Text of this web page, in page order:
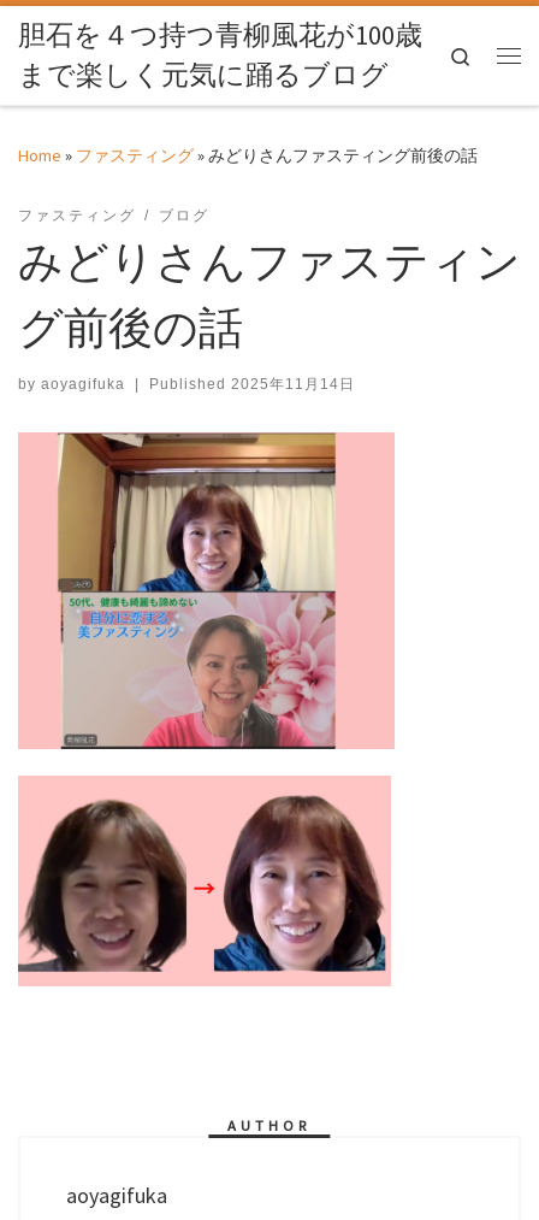
Skip to content
胆石を４つ持つ青柳風花が100歳
まで楽しく元気に踊るブログ
Search
Home » ファスティング»みどりさんファスティング前後の話
ファスティング ブログ
みどりさんファスティン
グ前後の話
by aoyagifuka Published 2025年11月14日
AUTHOR
aoyagifuka